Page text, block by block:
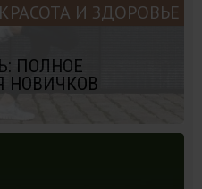
КРАСОТА И ЗДОРОВЬЕ
ПОЛНОЕ
НОВИЧКОВ